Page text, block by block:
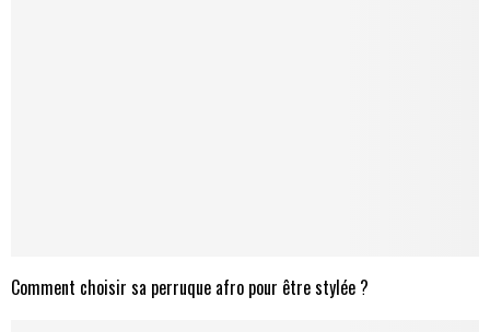
Comment choisir sa perruque afro pour être stylée ?